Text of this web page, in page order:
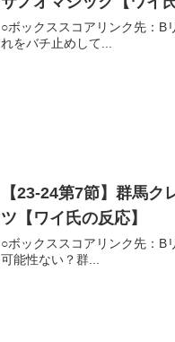
○ボックススコアリンク先：B
れをバチ止めして...
【23-24第7節】群馬
ツ【ワイ氏の反応】
○ボックススコアリンク先：B
可能性ない？群...